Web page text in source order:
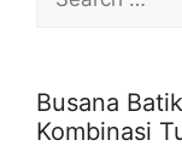
for:
Busana
Kombinasi